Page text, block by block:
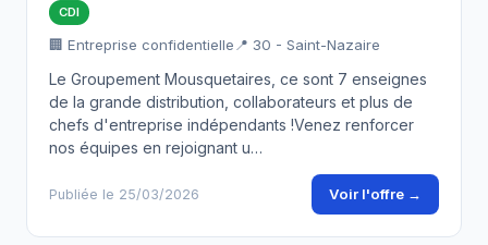
CDI
🏢 Entreprise confidentielle 📍 30 - Saint-Nazaire
Le Groupement Mousquetaires, ce sont 7 enseignes
de la grande distribution, collaborateurs et plus de
chefs d'entreprise indépendants !Venez renforcer
nos équipes en rejoignant u…
Publiée le 25/03/2026 Voir l'offre →